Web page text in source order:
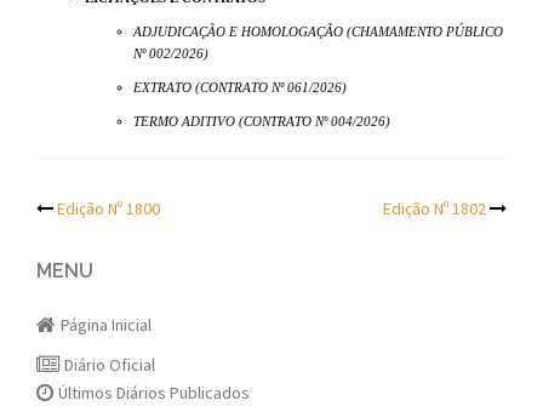
ADJUDICAÇÃO E HOMOLOGAÇÃO (CHAMAMENTO PÚBLICO
Nº 002/2026)
EXTRATO (CONTRATO Nº 061/2026)
TERMO ADITIVO (CONTRATO Nº 004/2026)
Post
navigation
Edição Nº 1800 Edição Nº 1802
MENU
Página Inicial
Diário Oficial
Últimos Diários Publicados